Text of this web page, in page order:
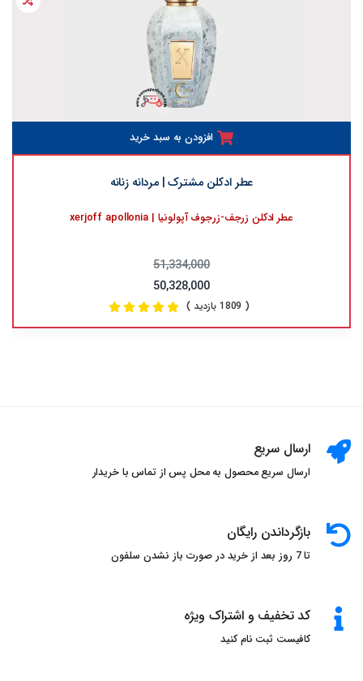
افزودن به سبد خرید
عطر ادکلن مشترک | مردانه زنانه
عطر ادکلن زرجف-زرجوف آپولونیا | xerjoff apollonia
51,334,000
50,328,000
( 1809 بازدید )
ارسال سریع
ارسال سریع محصول به محل پس از تماس با خریدار
بازگرداندن رایگان
تا 7 روز بعد از خرید در صورت باز نشدن سلفون
کد تخفیف و اشتراک ویژه
کافیست ثبت نام کنید